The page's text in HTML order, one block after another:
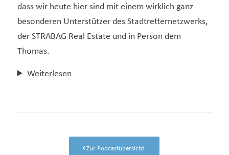
dass wir heute hier sind mit einem wirklich ganz
besonderen Unterstützer des Stadtretternetzwerks,
der STRABAG Real Estate und in Person dem
Thomas.
Weiterlesen
Zur Podcastübersicht